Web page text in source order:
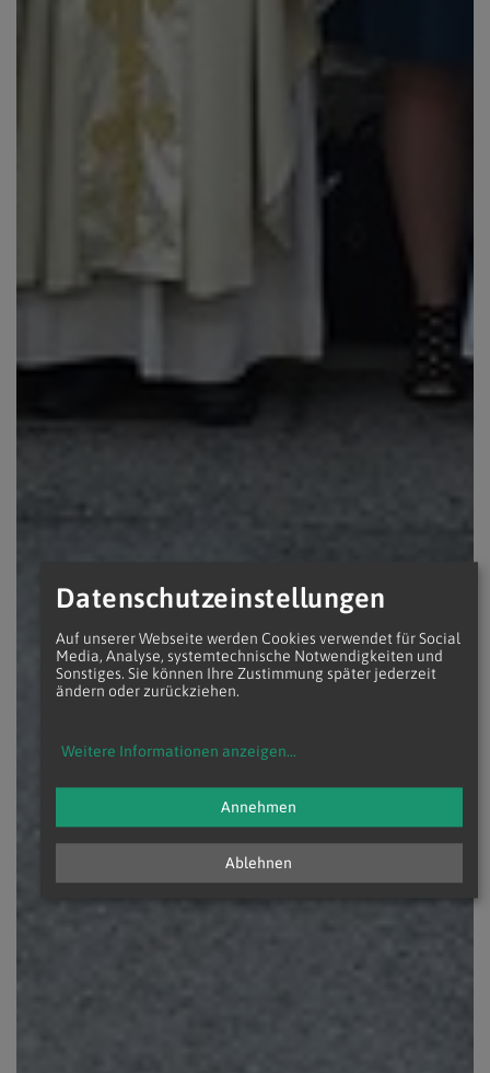
Datenschutzeinstellungen
Auf unserer Webseite werden Cookies verwendet für Social
Media, Analyse, systemtechnische Notwendigkeiten und
Sonstiges. Sie können Ihre Zustimmung später jederzeit
ändern oder zurückziehen.
Weitere Informationen anzeigen...
Ablehnen
Annehmen